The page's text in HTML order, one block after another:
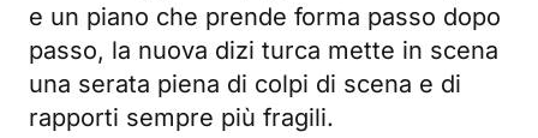
e un piano che prende forma passo dopo
passo, la nuova dizi turca mette in scena
una serata piena di colpi di scena e di
rapporti sempre più fragili.